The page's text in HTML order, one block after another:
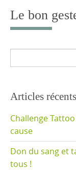
content
Le bon
Articles récents
Challenge
cause
Don du sang et
tous !